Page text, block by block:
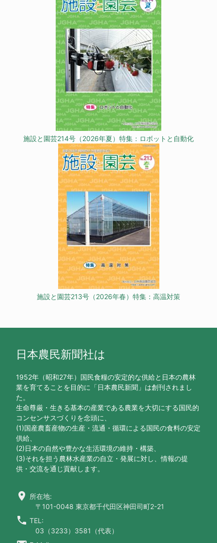
施設と園芸214号（2026年夏）特集：ロボットと自動化
施設と園芸213号（2026年春）特集：高温対策
日本農民新聞社は
1952年（昭和27年）国民食糧の安定的な供給と日本の農林
業を育てることを目的に「日本農民新聞」は創刊されまし
た。
生命尊厳・生きる基本の産業である農業を大切にする国民的
コンセンサスづくりを念頭に、
(1)国産農畜産物の生産・流通・循環による国民の食料の安定
供給、
(2)日本の自然や豊かな生活環境の維持・構築、
(3)それを担う農林水産業の自立・発展に対し、情報の提
供・交流を通じ貢献します。
location_on 所在地:
〒101-0048 東京都千代田区神田司町2-21
call TEL:
03（3233）3581（代表）